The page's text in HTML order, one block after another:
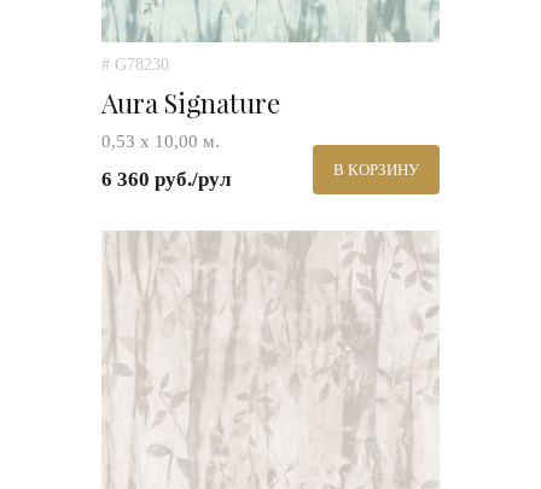
# G78230
Aura Signature
0,53 х 10,00 м.
6 360 руб./рул В КОРЗИНУ